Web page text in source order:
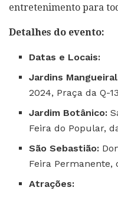
entretenimento para
Detalhes do evento:
Datas e Locais:
Jardins
2024, Praça da Q-
Jardim Botânico:
Feira do Popular,
São Sebastião:
Feira Permanente,
Atrações: